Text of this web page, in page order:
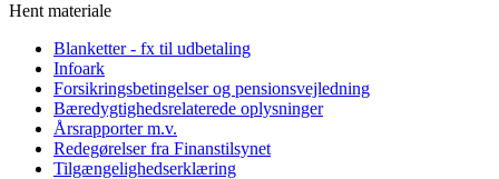
Hent materiale
Blanketter - fx til udbetaling
Infoark
Forsikringsbetingelser og pensionsvejledning
Bæredygtighedsrelaterede oplysninger
Årsrapporter m.v.
Redegørelser fra Finanstilsynet
Tilgængelighedserklæring